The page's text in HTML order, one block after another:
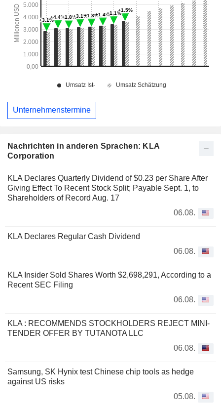
Nachrichten in anderen Sprachen: KLA
Corporation
KLA Declares Quarterly Dividend of $0.23 per Share After
Giving Effect To Recent Stock Split; Payable Sept. 1, to
Shareholders of Record Aug. 17
06.08.
KLA Declares Regular Cash Dividend
06.08.
KLA Insider Sold Shares Worth $2,698,291, According to a
Recent SEC Filing
06.08.
KLA : RECOMMENDS STOCKHOLDERS REJECT MINI-
TENDER OFFER BY TUTANOTA LLC
06.08.
Samsung, SK Hynix test Chinese chip tools as hedge
against US risks
05.08.
Unternehmenstermine